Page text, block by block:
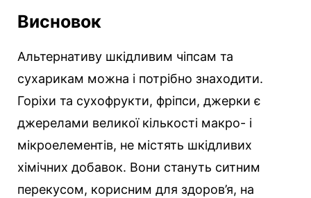
Висновок
Альтернативу шкідливим чіпсам та
сухарикам можна і потрібно знаходити.
Горіхи та сухофрукти, фріпси, джерки є
джерелами великої кількості макро- і
мікроелементів, не містять шкідливих
хімічних добавок. Вони стануть ситним
перекусом, корисним для здоров’я, на